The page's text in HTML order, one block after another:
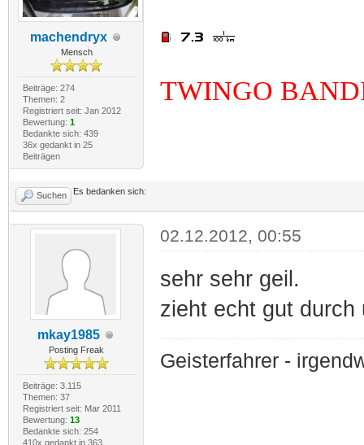
machendryx
Mensch
Beiträge: 274
Themen: 2
Registriert seit: Jan 2012
Bewertung: 1
Bedankte sich: 439
36x gedankt in 25
Beiträgen
TWINGO
Suchen Es bedanken sich:
mkay1985
Posting Freak
Beiträge: 3.115
Themen: 37
Registriert seit: Mar 2011
Bewertung: 13
Bedankte sich: 254
410x gedankt in 363
02.12.2012, 00:55
sehr sehr geil.
zieht echt gut durch
Geisterfahrer -